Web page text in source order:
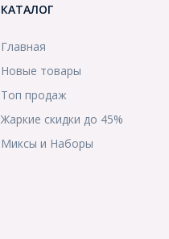
КАТАЛОГ
Главная
Новые товары
Топ продаж
Жаркие скидки до 45%
Миксы и Наборы